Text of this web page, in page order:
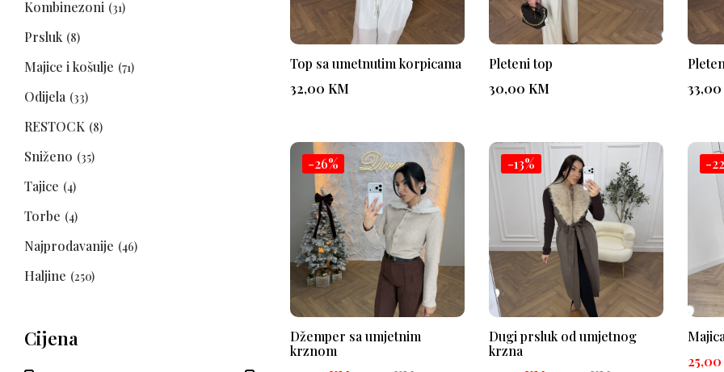
Kombinezoni (31)
Prsluk (8)
Majice i košulje (71)
Odijela (33)
RESTOCK (8)
Sniženo (35)
Tajice (4)
Torbe (4)
Najprodavanije (46)
Haljine (250)
Hlače i suknje
Cijena
Top sa umetnutim korpicama
32,00 KM
Pleteni top
30,00 KM
33,00
-26%
Džemper sa umjetnim
krznom
-13%
Dugi prsluk od umjetnog
krzna
-
Majica
25,00